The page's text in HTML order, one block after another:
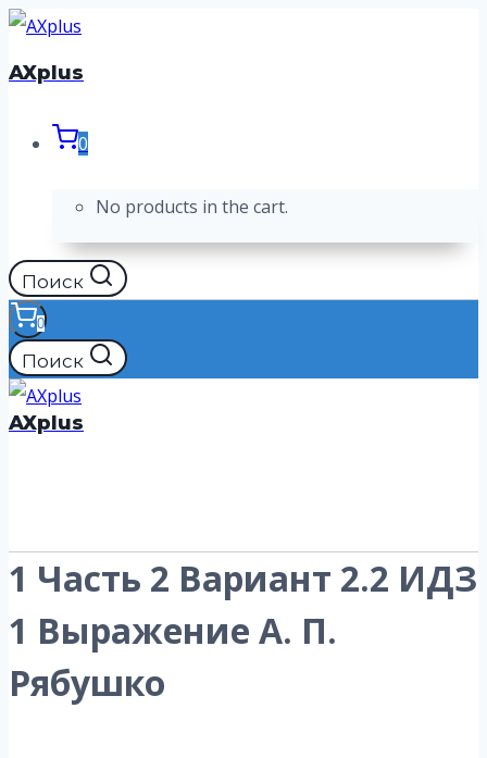
Перейти
к
AXplus
0
No products in the cart.
Поиск
0
Поиск
AXplus
1 Часть 2 Вариант 2.2 ИДЗ
1 Выражение А. П.
Рябушко